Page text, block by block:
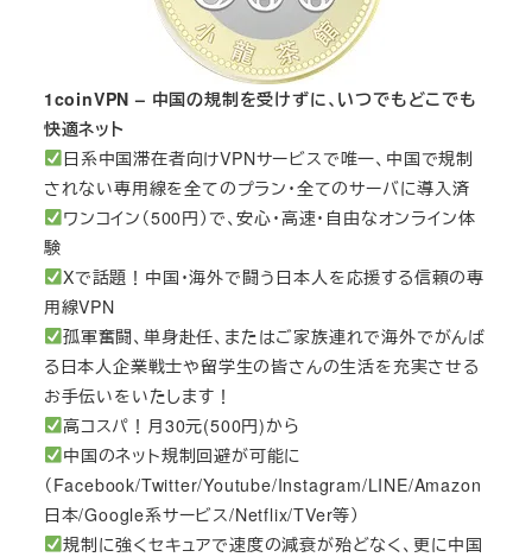
1coinVPN – 中国の規制を受けずに、いつでもどこでも
快適ネット
日系中国滞在者向けVPNサービスで唯一、中国で規制
されない専用線を全てのプラン・全てのサーバに導入済
ワンコイン（500円）で、安心・高速・自由なオンライン体
験
Xで話題！中国・海外で闘う日本人を応援する信頼の専
用線VPN
孤軍奮闘、単身赴任、またはご家族連れで海外でがんば
る日本人企業戦士や留学生の皆さんの生活を充実させる
お手伝いをいたします！
高コスパ！月30元(500円)から
中国のネット規制回避が可能に
（Facebook/Twitter/Youtube/Instagram/LINE/Amazon
日本/Google系サービス/Netflix/TVer等）
規制に強くセキュアで速度の減衰が殆どなく、更に中国